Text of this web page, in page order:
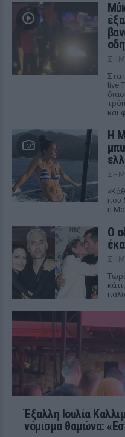
Στα
live
και
Η
που
η
Ο
Έξαλλη Ιουλία
νόμισμα θαμώνα: